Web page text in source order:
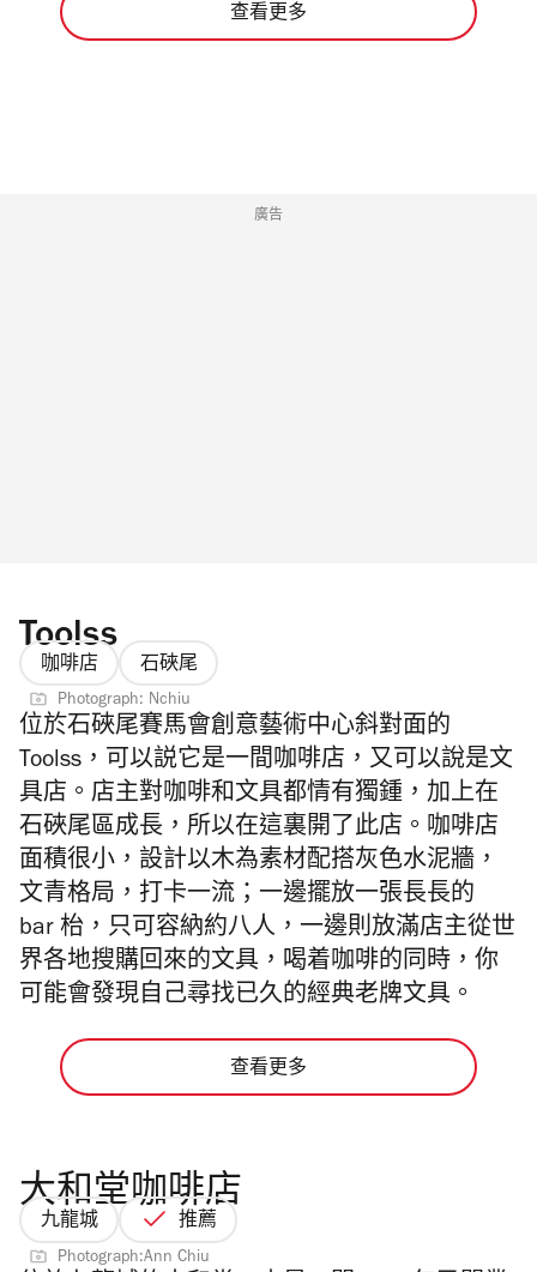
查看更多
廣告
Toolss
咖啡店 石硤尾
Photograph: Nchiu
位於石硤尾賽馬會創意藝術中心斜對面的
Toolss，可以説它是一間咖啡店，又可以說是文
具店。店主對咖啡和文具都情有獨鍾，加上在
石硤尾區成長，所以在這裏開了此店。咖啡店
面積很小，設計以木為素材配搭灰色水泥牆，
文青格局，打卡一流；一邊擺放一張長長的
bar 枱，只可容納約八人，一邊則放滿店主從世
界各地搜購回來的文具，喝着咖啡的同時，你
可能會發現自己尋找已久的經典老牌文具。
查看更多
大和堂咖啡店
九龍城 推薦
Photograph:Ann Chiu